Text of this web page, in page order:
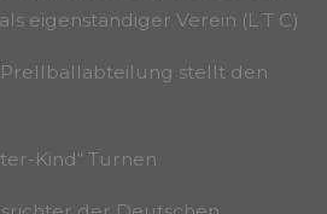
eigenständiger Verein (L T C)
stellt den
Kind“ Turnen